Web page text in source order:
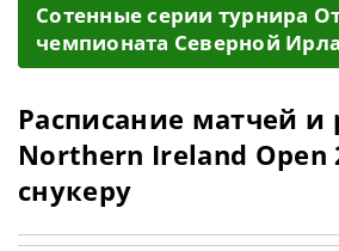
Cотенные серии турнира
чемпионата Северной
Расписание матчей и
Northern Ireland Open
снукеру